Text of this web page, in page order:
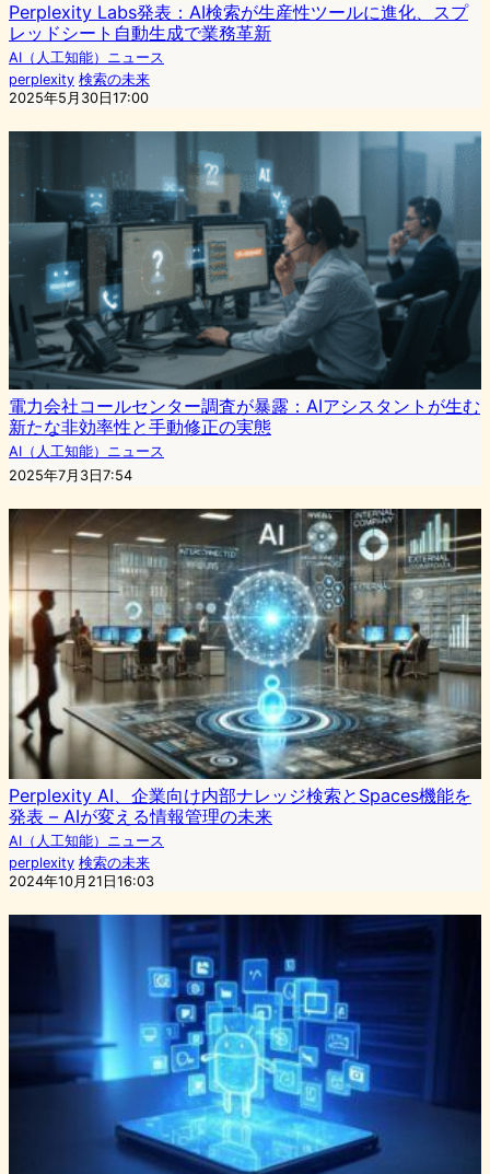
Perplexity Labs発表：AI検索が生産性ツールに進化、スプ
レッドシート自動生成で業務革新
AI（人工知能）ニュース
perplexity 検索の未来
2025年5月30日17:00
電力会社コールセンター調査が暴露：AIアシスタントが生む
新たな非効率性と手動修正の実態
AI（人工知能）ニュース
2025年7月3日7:54
Perplexity AI、企業向け内部ナレッジ検索とSpaces機能を
発表 – AIが変える情報管理の未来
AI（人工知能）ニュース
perplexity 検索の未来
2024年10月21日16:03